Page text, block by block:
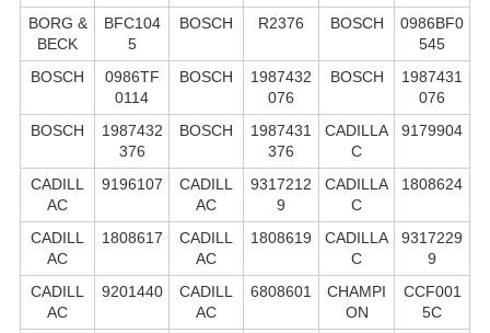
BORG &
BECK
BFC104
5
BOSCH R2376 BOSCH
0986BF0
545
BOSCH
0986TF
0114
BOSCH
1987432
076
BOSCH
1987431
076
BOSCH
1987432
376
BOSCH
1987431
376
CADILLA
C
9179904
CADILL
AC
9196107
CADILL
AC
9317212
9
CADILLA
C
1808624
CADILL
AC
1808617
CADILL
AC
1808619
CADILLA
C
9317229
9
CADILL
AC
9201440
CADILL
AC
6808601
CHAMPI
ON
CCF001
5C